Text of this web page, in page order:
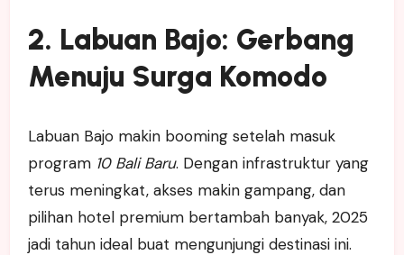
2. Labuan Bajo: Gerbang
Menuju Surga Komodo
Labuan Bajo makin booming setelah masuk
program 10 Bali Baru. Dengan infrastruktur yang
terus meningkat, akses makin gampang, dan
pilihan hotel premium bertambah banyak, 2025
jadi tahun ideal buat mengunjungi destinasi ini.